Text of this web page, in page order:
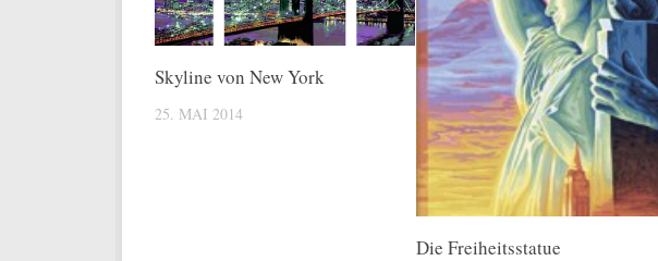
Skyline von New York
25. MAI 2014
Die Freiheitsstatue